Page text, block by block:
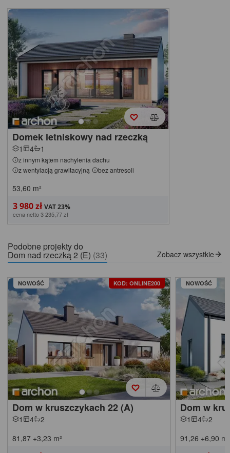
Domek letniskowy nad rzeczką
1 4 1
z innym kątem nachylenia dachu
z wentylacją grawitacyjną
bez antresoli
53,60 m²
3 980 zł
cena netto 3 235,77 zł
Podobne projekty do
Dom nad rzeczką 2 (E) (33) Zobacz wszystkie
NOWOŚĆ KOD: ONLINE200
Dom w kruszczykach 22 (A)
1 4
2
81,87 +3,23 m²
NOWOŚĆ
Dom w
1 4
2
91,26 +6,90 m²